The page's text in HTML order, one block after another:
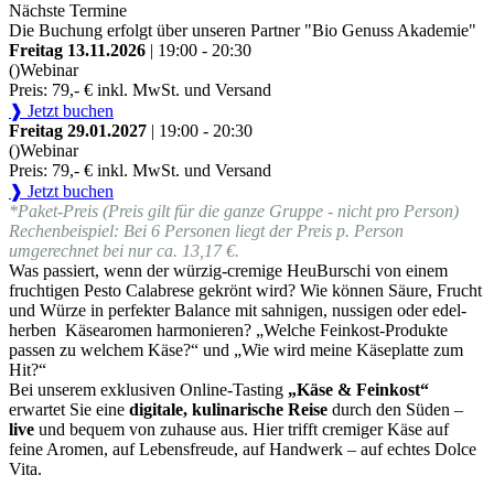
Nächste Termine
Die Buchung erfolgt über unseren Partner "Bio Genuss Akademie"
Freitag 13.11.2026 | 19:00 - 20:30
()Webinar
Preis: 79,- € inkl. MwSt. und Versand
❱ Jetzt buchen
Freitag 29.01.2027 | 19:00 - 20:30
()Webinar
Preis: 79,- € inkl. MwSt. und Versand
❱ Jetzt buchen
*Paket-Preis (Preis gilt für die ganze Gruppe - nicht pro Person)
Rechenbeispiel: Bei 6 Personen liegt der Preis p. Person
umgerechnet bei nur ca. 13,17 €.
Was passiert, wenn der würzig-cremige HeuBurschi von einem
fruchtigen Pesto Calabrese gekrönt wird? Wie können Säure, Frucht
und Würze in perfekter Balance mit sahnigen, nussigen oder edel-
herben Käsearomen harmonieren? „Welche Feinkost-Produkte
passen zu welchem Käse?“ und „Wie wird meine Käseplatte zum
Hit?“
Bei unserem exklusiven Online-Tasting „Käse & Feinkost“
erwartet Sie eine digitale, kulinarische Reise durch den Süden –
live und bequem von zuhause aus. Hier trifft cremiger Käse auf
feine Aromen, auf Lebensfreude, auf Handwerk – auf echtes Dolce
Vita.